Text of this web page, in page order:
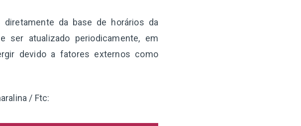
da base de horários da
ser atualizado periodicamente, em
devido a fatores externos como
/ Ftc: